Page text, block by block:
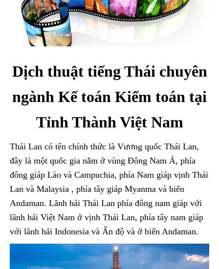
Dịch thuật tiếng Thái chuyên
ngành Kế toán Kiểm toán tại
Tỉnh Thành Việt Nam
Thái Lan có tên chính thức là Vương quốc Thái Lan,
đây là một quốc gia nằm ở vùng Đông Nam Á, phía
đông giáp Lào và Campuchia, phía Nam giáp vịnh Thái
Lan và Malaysia , phía tây giáp Myanma và biển
Andaman. Lãnh hải Thái Lan phía đông nam giáp với
lãnh hải Việt Nam ở vịnh Thái Lan, phía tây nam giáp
với lãnh hải Indonesia và Ấn độ và ở biển Andaman.